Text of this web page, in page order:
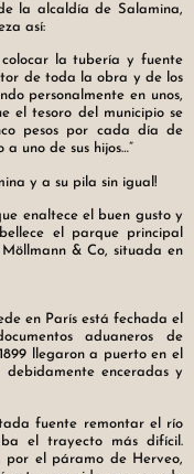
la alcaldía de Salamina,
así:
la tubería y fuente
de toda la obra y de los
personalmente en unos,
el tesoro del municipio se
pesos por cada día de
uno de sus hijos…”
y a su pila sin igual!
enaltece el buen gusto y
el parque principal
& Co, situada en
en París está fechada el
aduaneros de
llegaron a puerto en el
enceradas y
fuente remontar el río
el trayecto más difícil.
por el páramo de Herveo,